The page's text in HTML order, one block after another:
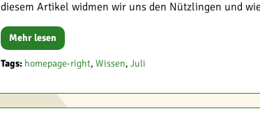
diesem Artikel widmen wir uns den Nützlingen und
Mehr lesen
Tags: homepage-right, Wissen, Juli